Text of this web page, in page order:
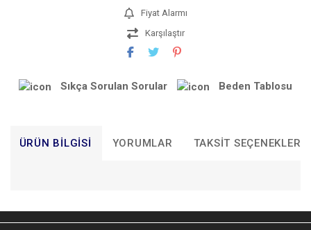
Fiyat Alarmı
Karşılaştır
Sıkça Sorulan Sorular Beden Tablosu
ÜRÜN BILGISI YORUMLAR TAKSIT SEÇENEKLERI
Bu ürünün fiyat bilgisi, resim, ürün açıklamalarında ve diğer
konularda yetersiz gördüğünüz noktaları öneri formunu